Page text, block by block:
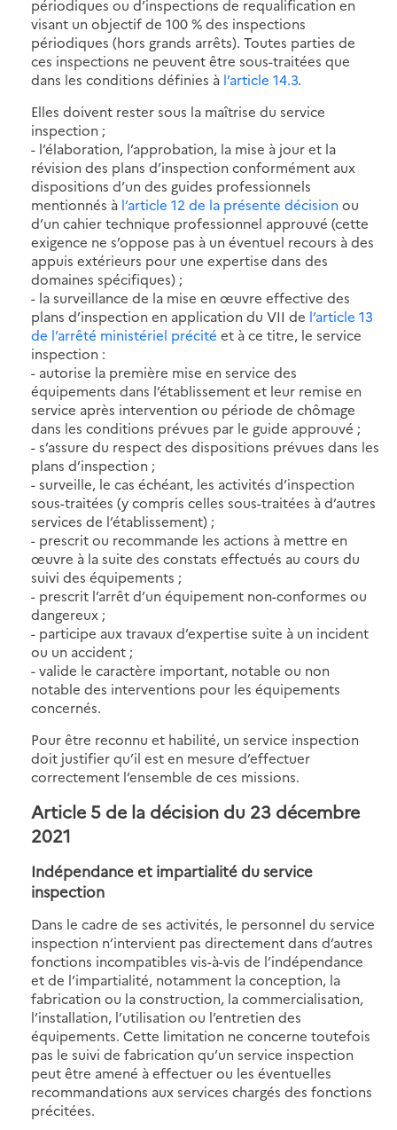
périodiques ou d’inspections de requalification en
visant un objectif de 100 % des inspections
périodiques (hors grands arrêts). Toutes parties de
ces inspections ne peuvent être sous-traitées que
dans les conditions définies à l’article 14.3.
Elles doivent rester sous la maîtrise du service
inspection ;
- l’élaboration, l’approbation, la mise à jour et la
révision des plans d’inspection conformément aux
dispositions d’un des guides professionnels
mentionnés à l’article 12 de la présente décision ou
d’un cahier technique professionnel approuvé (cette
exigence ne s’oppose pas à un éventuel recours à des
appuis extérieurs pour une expertise dans des
domaines spécifiques) ;
- la surveillance de la mise en œuvre effective des
plans d’inspection en application du VII de l’article 13
de l’arrêté ministériel précité et à ce titre, le service
inspection :
- autorise la première mise en service des
équipements dans l’établissement et leur remise en
service après intervention ou période de chômage
dans les conditions prévues par le guide approuvé ;
- s’assure du respect des dispositions prévues dans les
plans d’inspection ;
- surveille, le cas échéant, les activités d’inspection
sous-traitées (y compris celles sous-traitées à d’autres
services de l’établissement) ;
- prescrit ou recommande les actions à mettre en
œuvre à la suite des constats effectués au cours du
suivi des équipements ;
- prescrit l’arrêt d’un équipement non-conformes ou
dangereux ;
- participe aux travaux d’expertise suite à un incident
ou un accident ;
- valide le caractère important, notable ou non
notable des interventions pour les équipements
concernés.
Pour être reconnu et habilité, un service inspection
doit justifier qu’il est en mesure d’effectuer
correctement l’ensemble de ces missions.
Article 5 de la décision du 23 décembre
2021
Indépendance et impartialité du service
inspection
Dans le cadre de ses activités, le personnel du service
inspection n’intervient pas directement dans d’autres
fonctions incompatibles vis-à-vis de l’indépendance
et de l’impartialité, notamment la conception, la
fabrication ou la construction, la commercialisation,
l’installation, l’utilisation ou l’entretien des
équipements. Cette limitation ne concerne toutefois
pas le suivi de fabrication qu’un service inspection
peut être amené à effectuer ou les éventuelles
recommandations aux services chargés des fonctions
précitées.